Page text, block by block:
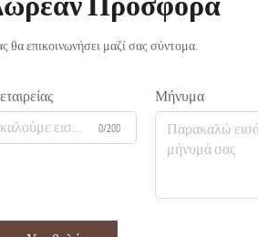
Προσφορά
θα επικοινωνήσει μαζί σας σύντομα.
0/200
Μήνυμα